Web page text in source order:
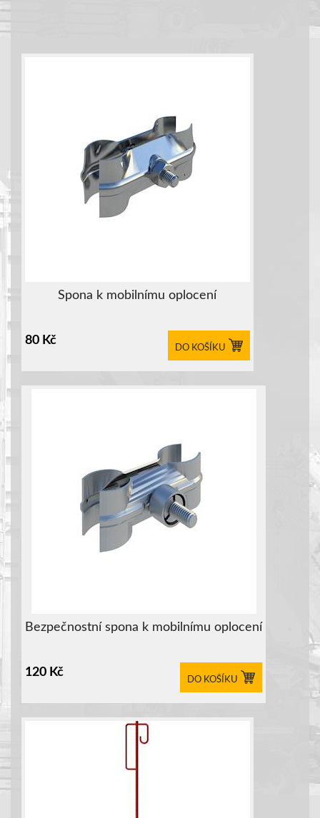
Spona k mobilnímu oplocení
80 Kč
DO KOŠÍKU
Bezpečnostní spona k mobilnímu oplocení
120 Kč
DO KOŠÍKU